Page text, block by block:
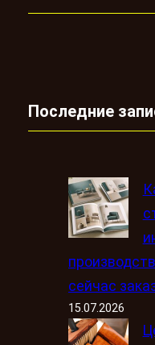
Последние
сейчас
15.07.2026